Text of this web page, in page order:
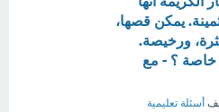
يمكن قصها،
ورخيصة.
؟ - مع
أسئلة تعليمية